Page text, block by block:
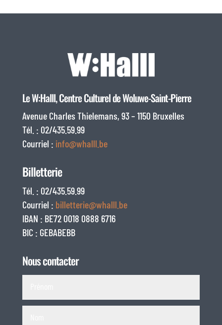
Le W:Halll, Centre Culturel de Woluwe-Saint-Pierre
Avenue Charles Thielemans, 93 – 1150 Bruxelles
Tél. : 02/435.59.99
Courriel : info@whalll.be
Billetterie
Tél. : 02/435.59.99
Courriel : billetterie@whalll.be
IBAN : BE72 0018 0888 6716
BIC : GEBABEBB
Nous contacter